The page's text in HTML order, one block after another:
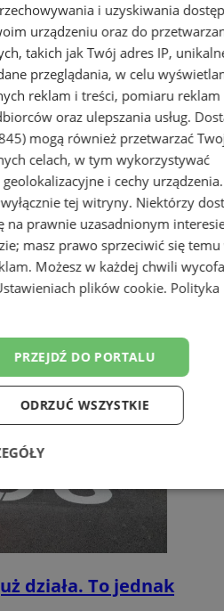
się diametralnie.
się zazieleni
działa. To jednak
i uzyskiwania
urządzeniu oraz do
takich jak Twój adres IP,
przeglądania, w celu
reklam i treści, pomiaru reklam
oraz ulepszania usług.
mogą również przetwarzać
celach, w tym wykorzystywać
i cechy
tej witryny. Niektórzy
na prawnie uzasadnionym
masz prawo sprzeciwić się temu
. Możesz w każdej chwili
plików cookie. Polityka
PRZEJDŹ DO PORTALU
ODRZUĆ WSZYSTKIE
Wydajność